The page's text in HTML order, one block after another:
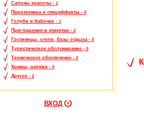
Салоны красоты - 1
Пиротехника и спецэффекты - 0
Голуби и бабочки - 1
Приглашения и этикетки - 2
Гостиницы, отели, базы отдыха - 0
Туристическое обслуживание - 0
Техническое обеспечение - 2
Храмы, церкви - 0
Другое - 2
ВХОД